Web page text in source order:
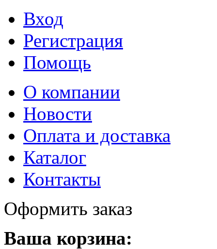
Вход
Регистрация
Помощь
О компании
Новости
Оплата и доставка
Каталог
Контакты
Оформить заказ
Ваша корзина: